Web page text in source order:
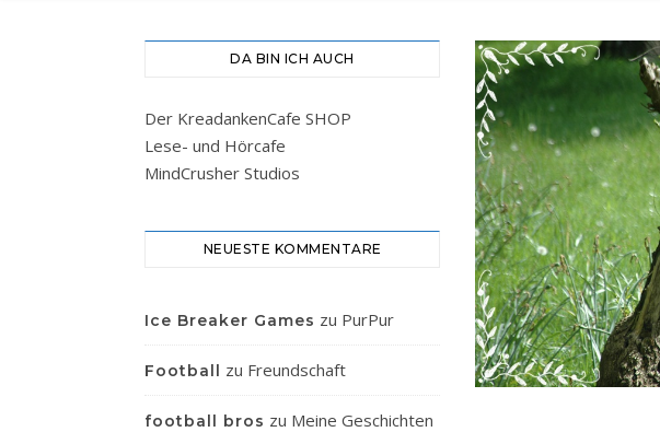
DA BIN ICH AUCH
Der KreadankenCafe SHOP
Lese- und Hörcafe
MindCrusher Studios
NEUESTE KOMMENTARE
Ice Breaker Games zu PurPur
Football zu Freundschaft
football bros zu Meine Geschichten